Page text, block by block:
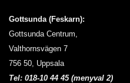
Gottsunda (Feskarn):
Gottsunda Centrum,
Valthornsvägen 7
756 50, Uppsala
Tel: 018-10 44 45 (menyval 2)